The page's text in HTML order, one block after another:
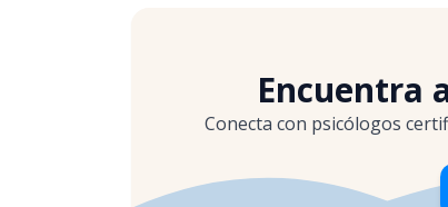
Encuentra
Conecta con psicólogos